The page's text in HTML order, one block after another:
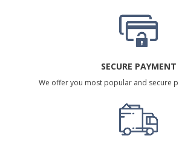
SECURE PAYMENT
We offer you most popular and secure